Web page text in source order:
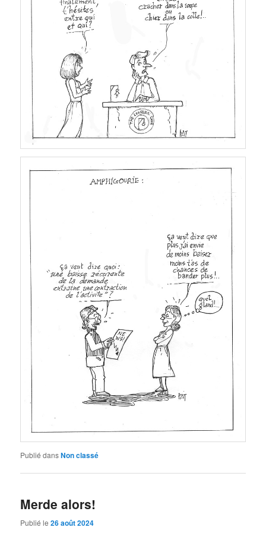
Publié dansNon classé
Merde alors!
Publié le26 août 2024